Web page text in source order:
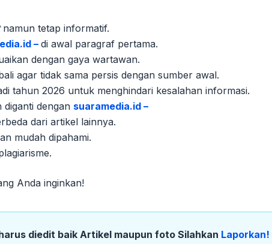
namun tetap informatif.
– di awal paragraf pertama.
dengan gaya wartawan.
agar tidak sama persis dengan sumber awal.
tahun 2026 untuk menghindari kesalahan informasi.
diganti dengan suaramedia.id –
dari artikel lainnya.
mudah dipahami.
Anda inginkan!
diedit baik Artikel maupun foto Silahkan Laporkan!